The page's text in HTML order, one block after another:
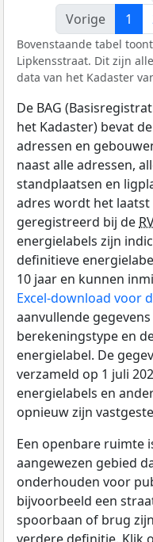
Vorige
1
Bovenstaande tabel
Lipkensstraat. Dit zijn
data van het Kadaster
De BAG
het Kadaster) bevat
adressen en
naast alle adressen,
standplaatsen en
adres wordt het laatst
geregistreerd bij de
energielabels zijn
definitieve
10 jaar en kunnen
Excel-download voor
aanvullende
berekeningstype en
energielabel. De
verzameld op 1 juli
energielabels en
opnieuw zijn
Een openbare ruimte
aangewezen gebied
onderhouden voor
bijvoorbeeld een
spoorbaan of brug